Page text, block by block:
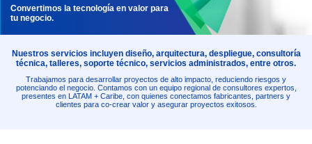
Convertimos la tecnología en valor para
tu negocio.
Nuestros servicios incluyen diseño, arquitectura, despliegue, consultoría
técnica, talleres, soporte técnico, servicios administrados, entre otros.
Trabajamos para desarrollar proyectos de alto impacto, reduciendo riesgos y
potenciando el negocio. Contamos con un equipo regional de consultores expertos,
presentes en LATAM + Caribe, con quienes conectamos fabricantes, partners y
clientes para co-crear valor y asegurar proyectos exitosos.